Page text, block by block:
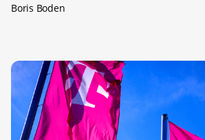
Boris Boden